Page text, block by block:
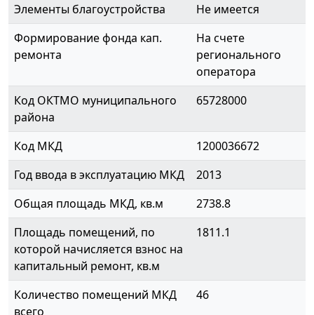
Элементы благоустройства
Не имеется
Формирование фонда кап.
ремонта
На счете
регионального
оператора
Код ОКТМО муниципального
района
65728000
Код МКД
1200036672
Год ввода в эксплуатацию МКД
2013
Общая площадь МКД, кв.м
2738.8
Площадь помещений, по
которой начисляется взнос на
капитальный ремонт, кв.м
1811.1
Количество помещений МКД
всего
46